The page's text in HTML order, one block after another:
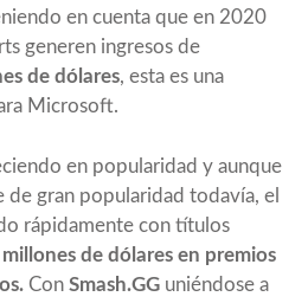
en cuenta que en 2020
generen ingresos de
de dólares, esta es una
Microsoft.
en popularidad y aunque
de gran popularidad todavía, el
rápidamente con títulos
millones de dólares en premios
Con Smash.GG uniéndose a